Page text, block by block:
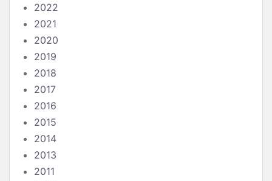
2022
2021
2020
2019
2018
2017
2016
2015
2014
2013
2011